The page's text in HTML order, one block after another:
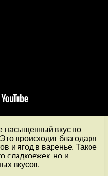
насыщенный вкус по
происходит благодаря
и ягод в варенье. Такое
сладкоежек, но и
вкусов.